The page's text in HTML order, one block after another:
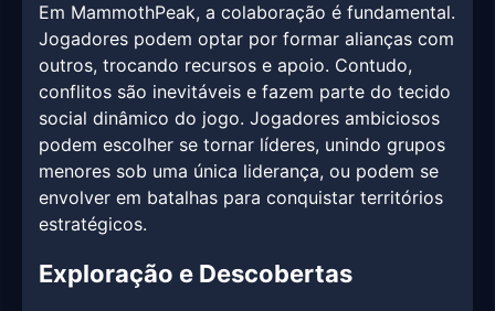
Em MammothPeak, a colaboração é fundamental.
Jogadores podem optar por formar alianças com
outros, trocando recursos e apoio. Contudo,
conflitos são inevitáveis e fazem parte do tecido
social dinâmico do jogo. Jogadores ambiciosos
podem escolher se tornar líderes, unindo grupos
menores sob uma única liderança, ou podem se
envolver em batalhas para conquistar territórios
estratégicos.
Exploração e Descobertas